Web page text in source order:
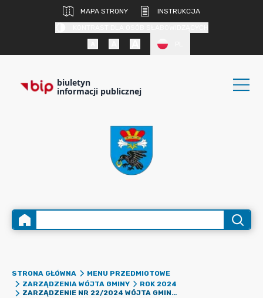
MAPA STRONY
INSTRUKCJA
biuletyn
informacji publicznej
STRONA GŁÓWNA
MENU PRZEDMIOTOWE
ZARZĄDZENIA WÓJTA GMINY
ROK 2024
ZARZĄDZENIE NR 22/2024 WÓJTA GMINY RADZIEJOWICE Z DNIA 29 LUTEGO 2024 R. W SPRAWIE ZMIANY ZARZĄDZENIA NR 34/2019 WÓJTA GMINY RADZIEJOWICE Z DNIA 19.04.2019 R. DOT. GMINNEJ KOMISJI ROZWIĄZYWANIA PROBLEMÓW ALKOHOLOWYCH W RADZIEJOWICACH.